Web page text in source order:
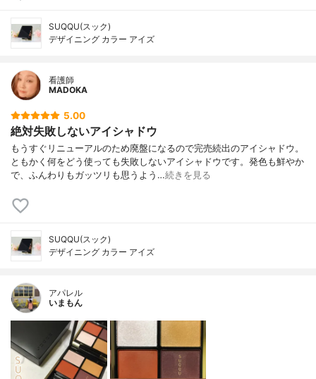
SUQQU(スック)
デザイニング カラー アイズ
看護師
MADOKA
5.00
絶対失敗しないアイシャドウ
もうすぐリニューアルのため廃盤になるので完売続出のアイシャドウ。
ともかく何をどう使っても失敗しないアイシャドウです。発色も鮮やか
で、ふんわりもガッツリも思うよう…続きを見る
SUQQU(スック)
デザイニング カラー アイズ
アパレル
いまもん